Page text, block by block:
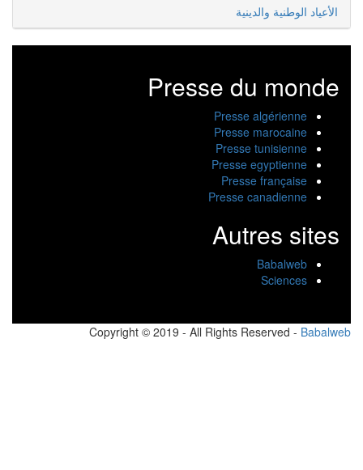
الأعياد الوطنية والدينية
Presse du monde
Presse algérienne
Presse marocaine
Presse tunisienne
Presse egyptienne
Presse française
Presse canadienne
Autres sites
Babalweb
Sciences
Copyright © 2019 - All Rights Reserved -